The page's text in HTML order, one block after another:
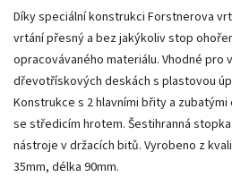
Díky speciální konstrukci Forstnerova
vrtání přesný a bez jakýkoliv stop
opracovávaného materiálu. Vhodné pro
dřevotřískových deskách s plastovou
Konstrukce s 2 hlavními břity a
se středicím hrotem. Šestihranná
nástroje v držacích bitů. Vyrobeno z
35mm, délka 90mm.